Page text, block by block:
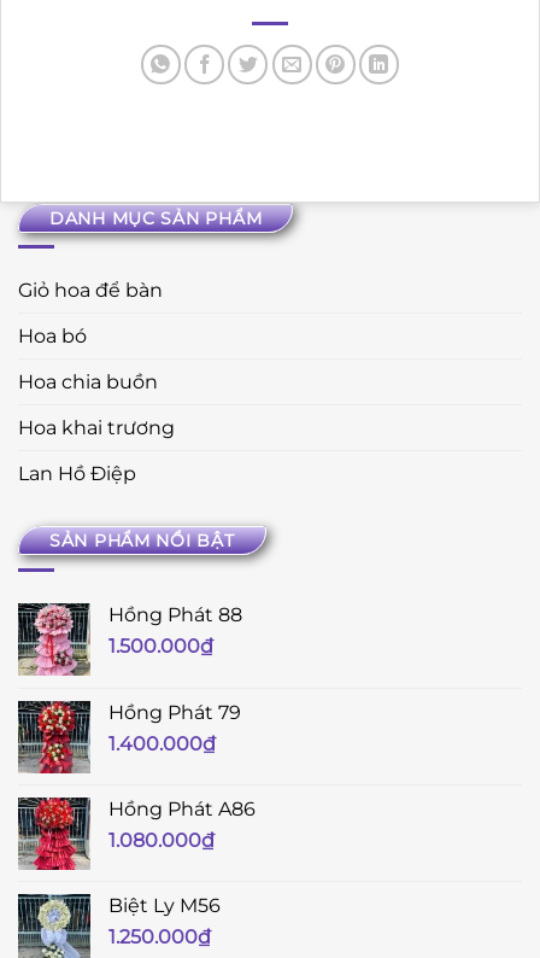
DANH MỤC SẢN PHẨM
Giỏ hoa để bàn
Hoa bó
Hoa chia buồn
Hoa khai trương
Lan Hồ Điệp
SẢN PHẨM NỔI BẬT
Hồng Phát 88
1.500.000₫
Hồng Phát 79
1.400.000₫
Hồng Phát A86
1.080.000₫
Biệt Ly M56
1.250.000₫